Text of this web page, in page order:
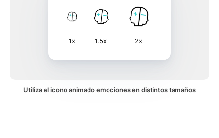
1x 1.5x 2x
Utiliza el icono animado emociones en distintos tamaños